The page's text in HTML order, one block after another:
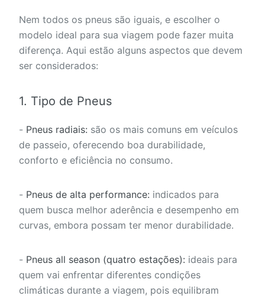
Nem todos os pneus são iguais, e escolher o
modelo ideal para sua viagem pode fazer muita
diferença. Aqui estão alguns aspectos que devem
ser considerados:
1. Tipo de Pneus
- Pneus radiais: são os mais comuns em veículos
de passeio, oferecendo boa durabilidade,
conforto e eficiência no consumo.
- Pneus de alta performance: indicados para
quem busca melhor aderência e desempenho em
curvas, embora possam ter menor durabilidade.
- Pneus all season (quatro estações): ideais para
quem vai enfrentar diferentes condições
climáticas durante a viagem, pois equilibram